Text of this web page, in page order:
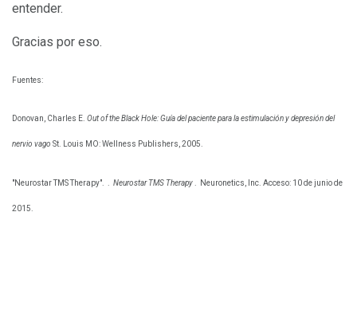
entender.
Gracias por eso.
Fuentes:
Donovan, Charles E. Out of the Black Hole: Guía del paciente para la estimulación y depresión del
nervio vago St. Louis MO: Wellness Publishers, 2005.
"Neurostar TMS Therapy". Neurostar TMS Therapy Neuronetics, Inc. Acceso: 10 de junio de
2015.